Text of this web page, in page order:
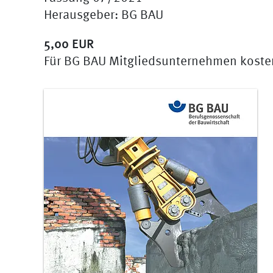
Herausgeber: BG BAU
5,00 EUR
Für BG BAU Mitgliedsunternehmen